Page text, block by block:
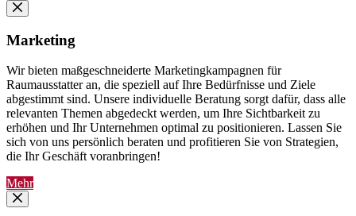
Marketing
Wir bieten maßgeschneiderte Marketingkampagnen für
Raumausstatter an, die speziell auf Ihre Bedürfnisse und Ziele
abgestimmt sind. Unsere individuelle Beratung sorgt dafür, dass alle
relevanten Themen abgedeckt werden, um Ihre Sichtbarkeit zu
erhöhen und Ihr Unternehmen optimal zu positionieren. Lassen Sie
sich von uns persönlich beraten und profitieren Sie von Strategien,
die Ihr Geschäft voranbringen!
Mehr